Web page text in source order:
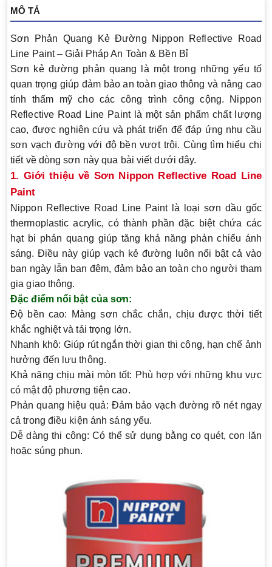
MÔ TẢ
Sơn Phản Quang Kẻ Đường Nippon Reflective Road
Line Paint – Giải Pháp An Toàn & Bền Bỉ
Sơn kẻ đường phản quang là một trong những yếu tố
quan trọng giúp đảm bảo an toàn giao thông và nâng cao
tính thẩm mỹ cho các công trình công cộng. Nippon
Reflective Road Line Paint là một sản phẩm chất lượng
cao, được nghiên cứu và phát triển để đáp ứng nhu cầu
sơn vạch đường với độ bền vượt trội. Cùng tìm hiểu chi
tiết về dòng sơn này qua bài viết dưới đây.
1. Giới thiệu về Sơn Nippon Reflective Road Line
Paint
Nippon Reflective Road Line Paint là loại sơn dầu gốc
thermoplastic acrylic, có thành phần đặc biệt chứa các
hạt bi phản quang giúp tăng khả năng phản chiếu ánh
sáng. Điều này giúp vạch kẻ đường luôn nổi bật cả vào
ban ngày lẫn ban đêm, đảm bảo an toàn cho người tham
gia giao thông.
Đặc điểm nổi bật của sơn:
Độ bền cao: Màng sơn chắc chắn, chịu được thời tiết
khắc nghiệt và tải trọng lớn.
Nhanh khô: Giúp rút ngắn thời gian thi công, hạn chế ảnh
hưởng đến lưu thông.
Khả năng chịu mài mòn tốt: Phù hợp với những khu vực
có mật độ phương tiện cao.
Phản quang hiệu quả: Đảm bảo vạch đường rõ nét ngay
cả trong điều kiện ánh sáng yếu.
Dễ dàng thi công: Có thể sử dụng bằng cọ quét, con lăn
hoặc súng phun.